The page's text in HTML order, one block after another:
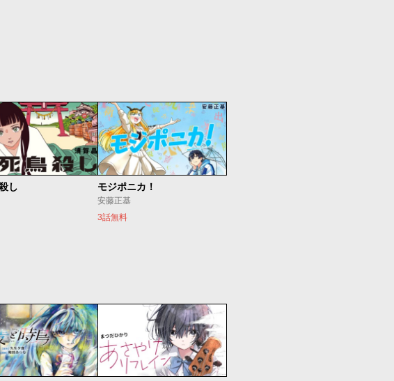
し モジポニカ！
安藤正基
3話無料